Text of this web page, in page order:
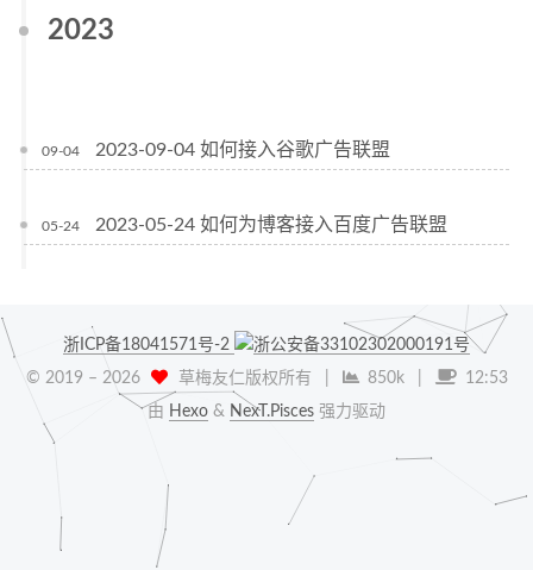
2023
09-04 2023-09-04 如何接入谷歌广告联盟
05-24 2023-05-24 如何为博客接入百度广告联盟
浙ICP备18041571号-2
浙公安备33102302000191号
© 2019 – 2026 草梅友仁版权所有 850k
12:53
由 Hexo & NexT.Pisces 强力驱动